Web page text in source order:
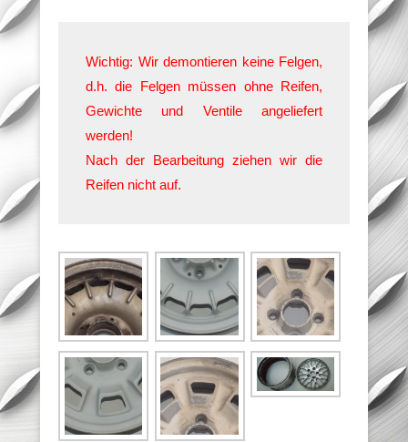
Wichtig: Wir demontieren keine Felgen,
d.h. die Felgen müssen ohne Reifen,
Gewichte und Ventile angeliefert
werden!
Nach der Bearbeitung ziehen wir die
Reifen nicht auf.